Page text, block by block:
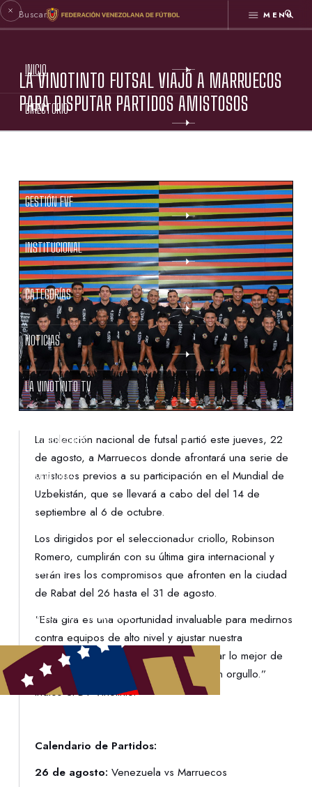
MENÚ
INICIO
DIRECTORIO
GESTIÓN FVF
INSTITUCIONAL
CATEGORÍAS
NOTICIAS
LA VINOTINTO TV
NOTIFICACIONES
NORMATIVAS
DENUNCIAS
PROTECCIÓN DE LA INFANCIA
LA VINOTINTO FUTSAL VIAJÓ A MARRUECOS
PARA DISPUTAR PARTIDOS AMISTOSOS
La selección nacional de futsal partió este jueves, 22
de agosto, a Marruecos donde afrontará una serie de
amistosos previos a su participación en el Mundial de
Uzbekistán, que se llevará a cabo del del 14 de
septiembre al 6 de octubre.
Los dirigidos por el seleccionador criollo, Robinson
Romero, cumplirán con su última gira internacional y
serán tres los compromisos que afronten en la ciudad
de Rabat del 26 hasta el 31 de agosto.
“Esta gira es una oportunidad invaluable para medirnos
contra equipos de alto nivel y ajustar nuestra
estrategia. Estamos comprometidos a dar lo mejor de
nosotros y representar a Venezuela con orgullo.”
Indicó el DT Vinotinto.
Calendario de Partidos:
26 de agosto: Venezuela vs Marruecos